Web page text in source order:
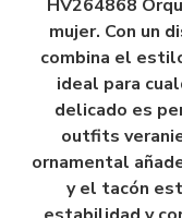
HV264868
mujer. Con un
combina el
ideal para
delicado es
outfits
ornamental
y el tacón